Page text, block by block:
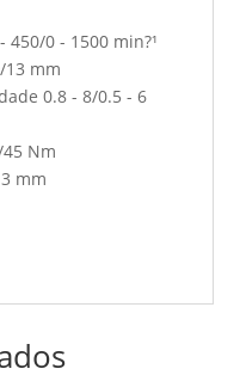
450/0 - 1500 min?¹
mm
0.8 - 8/0.5 - 6
Nm
mm